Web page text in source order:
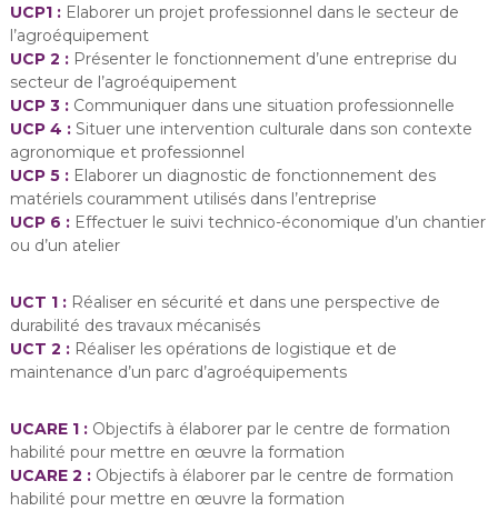
UCP1 :Elaborer un projet professionnel dans le secteur de
l’agroéquipement
UCP 2 :Présenter le fonctionnement d’une entreprise du
secteur de l’agroéquipement
UCP 3 :Communiquer dans une situation professionnelle
UCP 4 :Situer une intervention culturale dans son contexte
agronomique et professionnel
UCP 5 :Elaborer un diagnostic de fonctionnement des
matériels couramment utilisés dans l’entreprise
UCP 6 :Effectuer le suivi technico-économique d’un chantier
ou d’un atelier
UCT 1 :Réaliser en sécurité et dans une perspective de
durabilité des travaux mécanisés
UCT 2 :Réaliser les opérations de logistique et de
maintenance d’un parc d’agroéquipements
UCARE 1 :Objectifs à élaborer par le centre de formation
habilité pour mettre en œuvre la formation
UCARE 2 :Objectifs à élaborer par le centre de formation
habilité pour mettre en œuvre la formation